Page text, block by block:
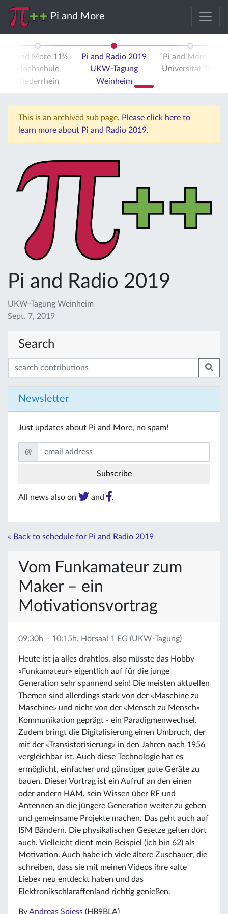
Pi and More
Pi and More 11½
Hochschule
Niederrhein
Pi and Radio 2019
UKW-Tagung
Weinheim
Pi and More 12
Universität Trier
This is an archived sub page. Please click here to
learn more about Pi and Radio 2019.
Pi and Radio 2019
UKW-Tagung Weinheim
Sept. 7, 2019
Search
Newsletter
Just updates about Pi and More, no spam!
@
All news also on and .
« Back to schedule for Pi and Radio 2019
Vom Funkamateur zum
Maker – ein
Motivationsvortrag
09:30h – 10:15h, Hörsaal 1 EG (UKW-Tagung)
Heute ist ja alles drahtlos, also müsste das Hobby
«Funkamateur» eigentlich auf für die junge
Generation sehr spannend sein! Die meisten aktuellen
Themen sind allerdings stark von der «Maschine zu
Maschine» und nicht von der «Mensch zu Mensch»
Kommunikation geprägt - ein Paradigmenwechsel.
Zudem bringt die Digitalisierung einen Umbruch, der
mit der «Transistorisierung» in den Jahren nach 1956
vergleichbar ist. Auch diese Technologie hat es
ermöglicht, einfacher und günstiger gute Geräte zu
bauen. Dieser Vortrag ist ein Aufruf an den einen
oder andern HAM, sein Wissen über RF und
Antennen an die jüngere Generation weiter zu geben
und gemeinsame Projekte machen. Das geht auch auf
ISM Bändern. Die physikalischen Gesetze gelten dort
auch. Vielleicht dient mein Beispiel (ich bin 62) als
Motivation. Auch habe ich viele ältere Zuschauer, die
schreiben, dass sie mit meinen Videos ihre «alte
Liebe» neu entdeckt haben und das
Elektronikschlaraffenland richtig genießen.
ByAndreas Spiess (HB9BLA)